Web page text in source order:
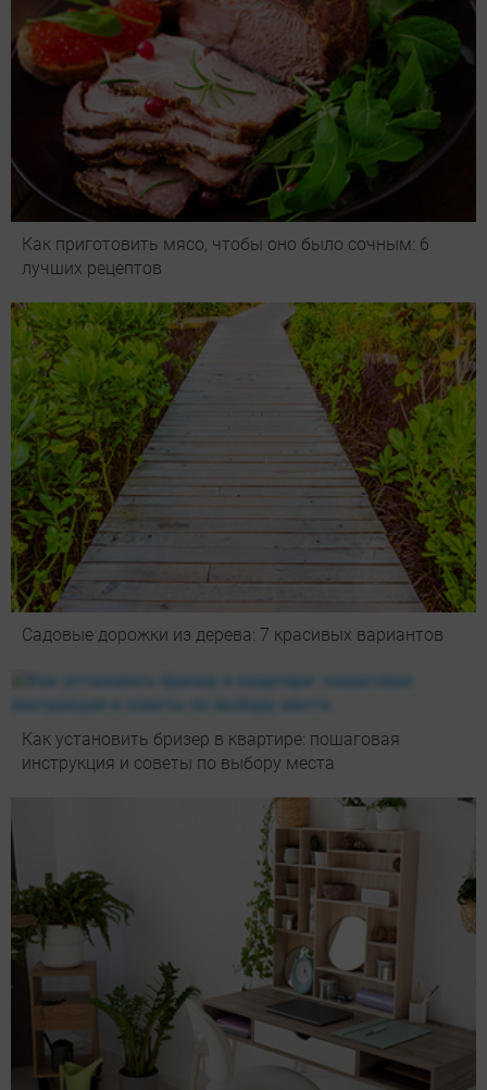
Как приготовить мясо, чтобы оно было сочным: 6
лучших рецептов
Садовые дорожки из дерева: 7 красивых вариантов
Как установить бризер в квартире: пошаговая
инструкция и советы по выбору места